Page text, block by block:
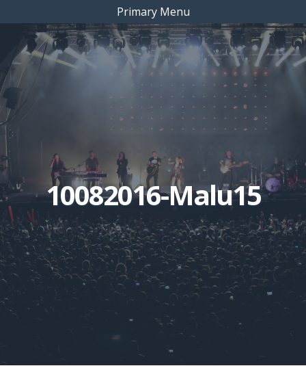
Primary Menu
10082016-Malu15